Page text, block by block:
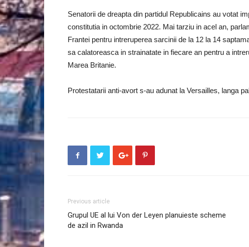
Senatorii de dreapta din partidul Republicains au votat
constitutia in octombrie 2022. Mai tarziu in acel an,
Frantei pentru intreruperea sarcinii de la 12 la 14
sa calatoreasca in strainatate in fiecare an pentru a
Marea Britanie.
Protestatarii anti-avort s-au adunat la Versailles, langa
Previous article
Grupul UE al lui Von der Leyen planuieste scheme
de azil in Rwanda